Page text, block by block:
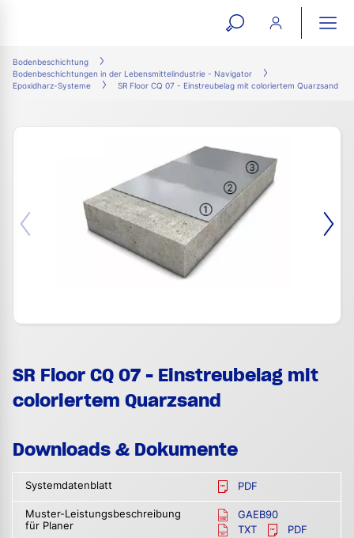
open
form
Bodenbeschichtung
Bodenbeschichtungen in der Lebensmittelindustrie - Navigator
Epoxidharz-Systeme
SR Floor CQ 07 - Einstreubelag mit coloriertem Quarzsand
SR Floor CQ 07 - Einstreubelag mit
coloriertem Quarzsand
Downloads & Dokumente
Systemdatenblatt PDF
Muster-Leistungsbeschreibung
für Planer
GAEB90
TXT
PDF